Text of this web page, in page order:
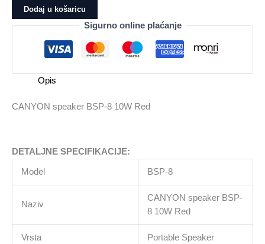
BSP-
8
količina
Dodaj u košaricu
Sigurno online plaćanje
Opis
CANYON speaker BSP-8 10W Red
DETALJNE SPECIFIKACIJE:
Model BSP-8
Naziv
CANYON speaker BSP-
8 10W Red
Vrsta Portable Speaker